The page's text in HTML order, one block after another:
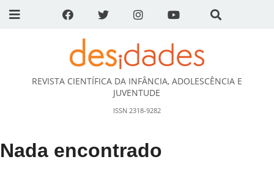
DESidades
REVISTA CIENTÍFICA DA INFÂNCIA, ADOLESCÊNCIA E
JUVENTUDE
ISSN 2318-9282
Nada encontrado